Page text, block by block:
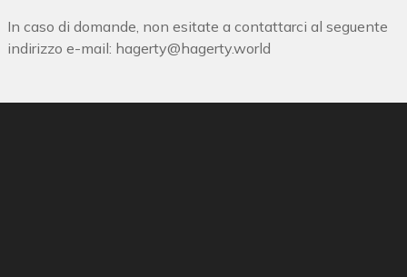
In caso di domande, non esitate a contattarci al seguente
indirizzo e-mail: hagerty@hagerty.world